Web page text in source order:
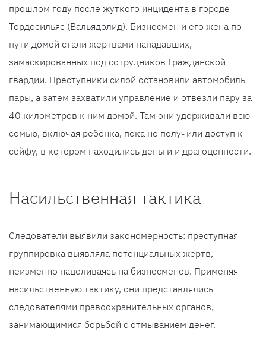
прошлом году после жуткого инцидента в городе
Тордесильяс (Вальядолид). Бизнесмен и его жена по
пути домой стали жертвами нападавших,
замаскированных под сотрудников Гражданской
гвардии. Преступники силой остановили автомобиль
пары, а затем захватили управление и отвезли пару за
40 километров к ним домой. Там они удерживали всю
семью, включая ребенка, пока не получили доступ к
сейфу, в котором находились деньги и драгоценности.
Насильственная тактика
Следователи выявили закономерность: преступная
группировка выявляла потенциальных жертв,
неизменно нацеливаясь на бизнесменов. Применяя
насильственную тактику, они представлялись
следователями правоохранительных органов,
занимающимися борьбой с отмыванием денег.